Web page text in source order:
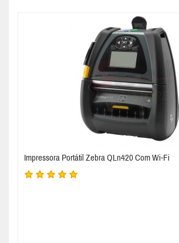
Impressora Portátil Zebra QLn420 Com Wi-Fi